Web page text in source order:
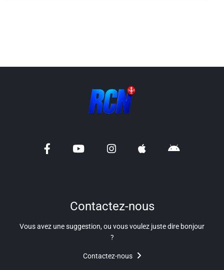
Contactez-nous
Vous avez une suggestion, ou vous voulez juste dire bonjour
?
Contactez-nous